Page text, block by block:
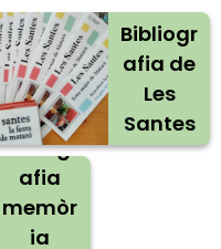
Bibliogr
afia de
Les
Santes
Bibliogr
afia
memòr
ia